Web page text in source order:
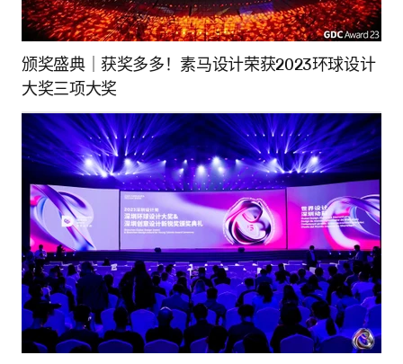
颁奖盛典｜获奖多多！素马设计荣获2023环球设计
大奖三项大奖